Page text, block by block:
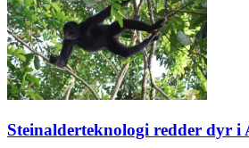
Steinalderteknologi redder dyr i